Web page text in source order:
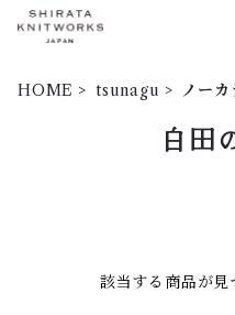
HOME tsunagu ノー
白田
該当する商品が見